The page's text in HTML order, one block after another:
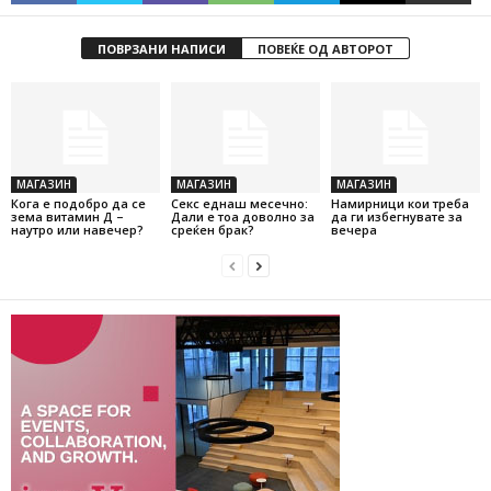
ПОВРЗАНИ НАПИСИ ПОВЕЌЕ ОД АВТОРОТ
МАГАЗИН
Кога е подобро да се
зема витамин Д –
наутро или навечер?
МАГАЗИН
Секс еднаш месечно:
Дали е тоа доволно за
среќен брак?
МАГАЗИН
Намирници кои треба
да ги избегнувате за
вечера